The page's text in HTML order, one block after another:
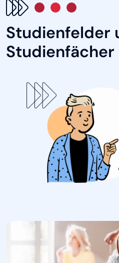
Studienfelder
Studienfächer